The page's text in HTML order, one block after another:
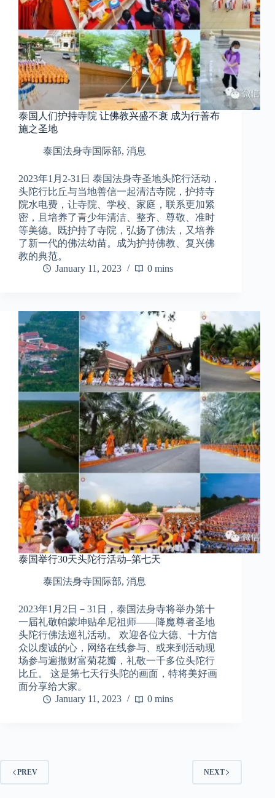
泰国人们护持寺院 让佛教兴盛不衰 成为行善布
施之圣地
泰国法身寺国际部, 消息
2023年1月2-31日 泰国法身寺圣地头陀行活动，
头陀行比丘与当地善信一起清洁寺院，护持寺
院水电费，让寺院、学校、家庭，联系更加紧
密，且培养了青少年清洁、整齐、尊敬、准时
等美德。既护持了寺院，弘扬了佛法，又培养
了新一代的佛法幼苗。成为护持佛教、复兴佛
教的典范。
January 11, 2023
0 mins
泰国举行30天头陀行活动–第七天
泰国法身寺国际部, 消息
2023年1月2日－31日，泰国法身寺将举办第十
一届礼敬帕蒙坤贴牟尼祖师——降魔尊者圣地
头陀行佛法巡礼活动。 欢迎各位大德、十方信
众以虔诚的心，网络在线参与、或来到活动现
场参与遍撒财富菊花瓣，礼敬一千多位头陀行
比丘。 这是第七天行头陀的画面，特将美好画
面分享给大家。
January 11, 2023
0 mins
PREV NEXT